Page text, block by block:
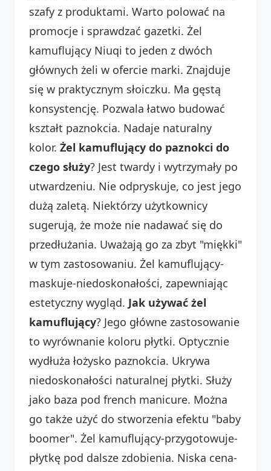
szafy z produktami. Warto polować na
promocje i sprawdzać gazetki. Żel
kamuflujący Niuqi to jeden z dwóch
głównych żeli w ofercie marki. Znajduje
się w praktycznym słoiczku. Ma gęstą
konsystencję. Pozwala łatwo budować
kształt paznokcia. Nadaje naturalny
kolor. Żel kamuflujący do paznokci do
czego służy? Jest twardy i wytrzymały po
utwardzeniu. Nie odpryskuje, co jest jego
dużą zaletą. Niektórzy użytkownicy
sugerują, że może nie nadawać się do
przedłużania. Uważają go za zbyt "miękki"
w tym zastosowaniu. Żel kamuflujący-
maskuje-niedoskonałości, zapewniając
estetyczny wygląd. Jak używać żel
kamuflujący? Jego główne zastosowanie
to wyrównanie koloru płytki. Optycznie
wydłuża łożysko paznokcia. Ukrywa
niedoskonałości naturalnej płytki. Służy
jako baza pod french manicure. Można
go także użyć do stworzenia efektu "baby
boomer". Żel kamuflujący-przygotowuje-
płytkę pod dalsze zdobienia. Niska cena-